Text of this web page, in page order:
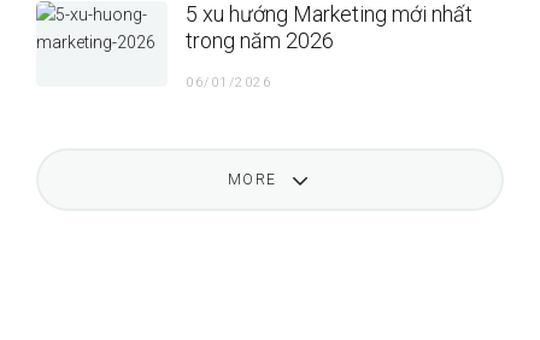
5 xu hướng Marketing mới nhất
trong năm 2026
06/01/2026
MORE